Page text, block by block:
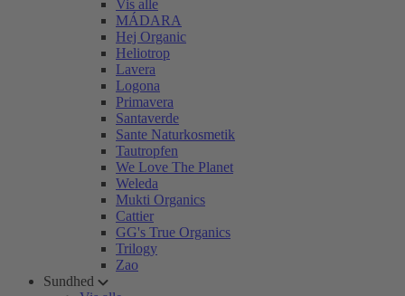
Vis alle
MÁDARA
Hej Organic
Heliotrop
Lavera
Logona
Primavera
Santaverde
Sante Naturkosmetik
Tautropfen
We Love The Planet
Weleda
Mukti Organics
Cattier
GG's True Organics
Trilogy
Zao
Sundhed